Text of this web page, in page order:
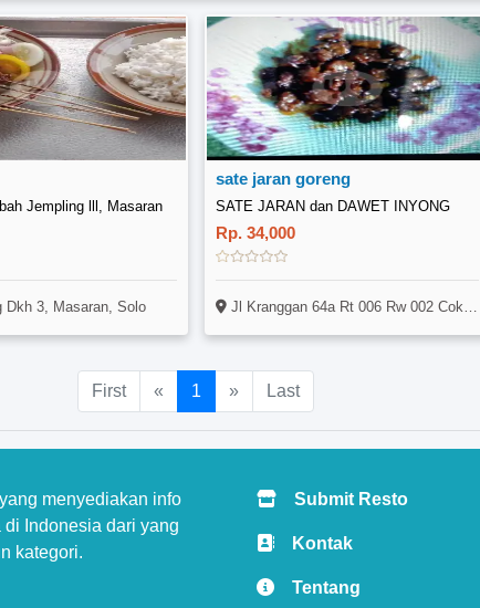
Jempling lll, Masaran
3, Masaran, Solo
sate jaran goreng
SATE JARAN dan DAWET INYONG
Rp. 34,000
Jl Kranggan 64a Rt 006 Rw 002 Cokrodiningratan Jetis Yogyakarta 55233
First « 1 » Last
menyediakan info
Indonesia dari yang
kategori.
Submit Resto
Kontak
Tentang